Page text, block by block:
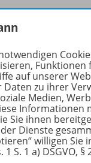
Digitalprodukte
für die
in Bayern
Funktionen
auf unserer
zu ihrer
Medien,
Informationen
Sie ihnen
Dienste
willigen Sie
S. 1 a) DSGVO, §